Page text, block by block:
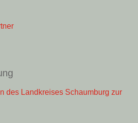
des Landkreises Schaumburg zur